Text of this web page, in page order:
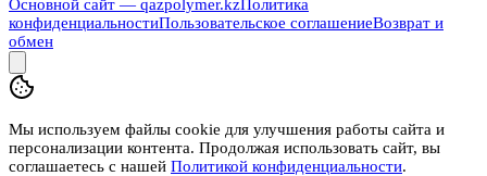
Основной сайт — qazpolymer.kzПолитика
конфиденциальностиПользовательское соглашениеВозврат и
обмен
Мы используем файлы cookie для улучшения работы сайта и
персонализации контента. Продолжая использовать сайт, вы
соглашаетесь с нашей Политикой конфиденциальности.